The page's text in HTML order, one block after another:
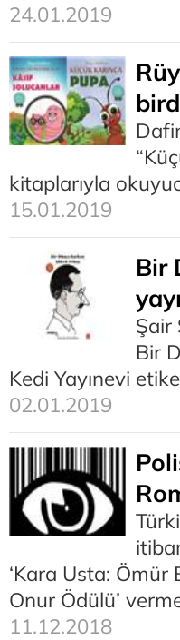
24.01.2019
kitaplarıyla
15.01.2019
Bir
Şair
Bir
Kedi Yayınevi
02.01.2019
‘Kara Usta: Ömür
Onur Ödülü’
11.12.2018